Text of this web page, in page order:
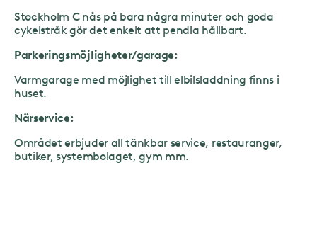
Stockholm C nås på bara några minuter och goda
cykelstråk gör det enkelt att pendla hållbart.
Parkeringsmöjligheter/garage:
Varmgarage med möjlighet till elbilsladdning finns i
huset.
Närservice:
Området erbjuder all tänkbar service, restauranger,
butiker, systembolaget, gym mm.